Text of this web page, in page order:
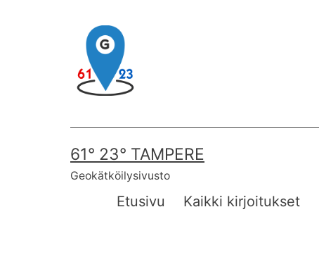
61° 23° TAMPERE
Geokätköilysivusto
Etusivu Kaikki kirjoitukset